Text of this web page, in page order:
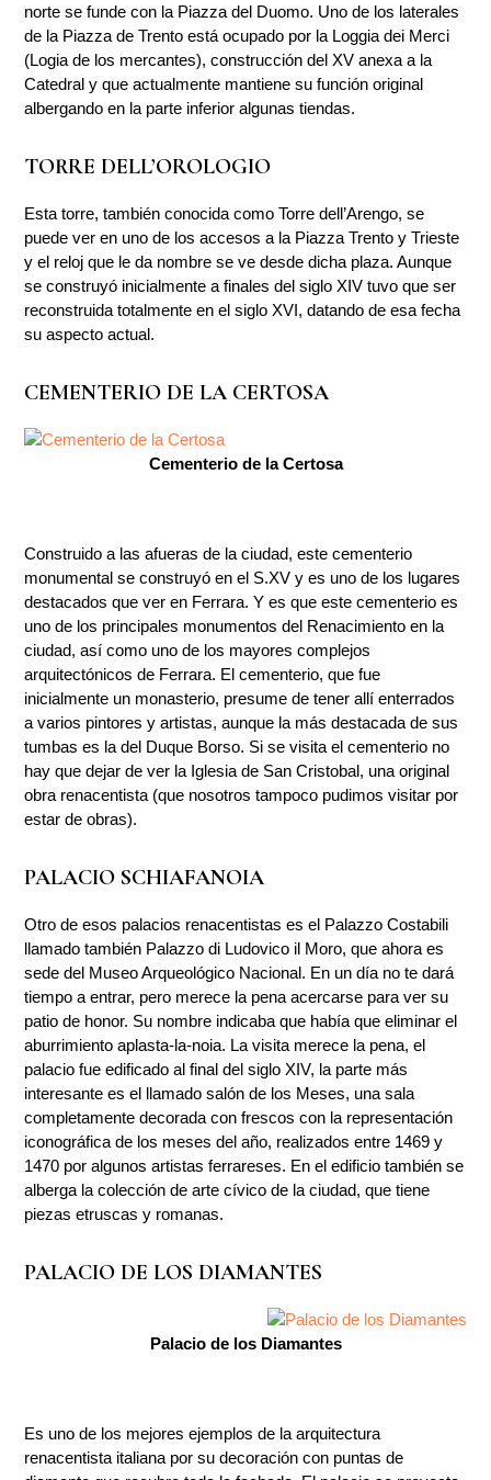
norte se funde con la Piazza del Duomo. Uno de los laterales
de la Piazza de Trento está ocupado por la Loggia dei Merci
(Logia de los mercantes), construcción del XV anexa a la
Catedral y que actualmente mantiene su función original
albergando en la parte inferior algunas tiendas.
TORRE DELL’OROLOGIO
Esta torre, también conocida como Torre dell’Arengo, se
puede ver en uno de los accesos a la Piazza Trento y Trieste
y el reloj que le da nombre se ve desde dicha plaza. Aunque
se construyó inicialmente a finales del siglo XIV tuvo que ser
reconstruida totalmente en el siglo XVI, datando de esa fecha
su aspecto actual.
CEMENTERIO DE LA CERTOSA
Cementerio de la Certosa
Construido a las afueras de la ciudad, este cementerio
monumental se construyó en el S.XV y es uno de los lugares
destacados que ver en Ferrara. Y es que este cementerio es
uno de los principales monumentos del Renacimiento en la
ciudad, así como uno de los mayores complejos
arquitectónicos de Ferrara. El cementerio, que fue
inicialmente un monasterio, presume de tener allí enterrados
a varios pintores y artistas, aunque la más destacada de sus
tumbas es la del Duque Borso. Si se visita el cementerio no
hay que dejar de ver la Iglesia de San Cristobal, una original
obra renacentista (que nosotros tampoco pudimos visitar por
estar de obras).
PALACIO SCHIAFANOIA
Otro de esos palacios renacentistas es el Palazzo Costabili
llamado también Palazzo di Ludovico il Moro, que ahora es
sede del Museo Arqueológico Nacional. En un día no te dará
tiempo a entrar, pero merece la pena acercarse para ver su
patio de honor. Su nombre indicaba que había que eliminar el
aburrimiento aplasta-la-noia. La visita merece la pena, el
palacio fue edificado al final del siglo XIV, la parte más
interesante es el llamado salón de los Meses, una sala
completamente decorada con frescos con la representación
iconográfica de los meses del año, realizados entre 1469 y
1470 por algunos artistas ferrareses. En el edificio también se
alberga la colección de arte cívico de la ciudad, que tiene
piezas etruscas y romanas.
PALACIO DE LOS DIAMANTES
Palacio de los Diamantes
Es uno de los mejores ejemplos de la arquitectura
renacentista italiana por su decoración con puntas de